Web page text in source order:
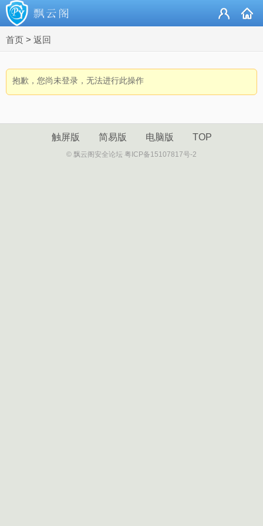
首页 > 返回
抱歉，您尚未登录，无法进行此操作
触屏版 简易版 电脑版 TOP
© 飘云阁安全论坛 粤ICP备15107817号-2